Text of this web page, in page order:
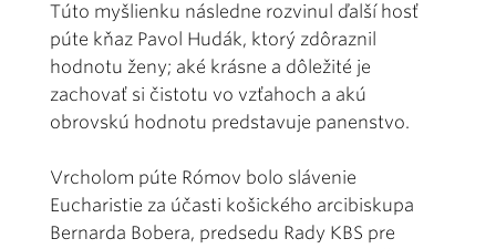
Túto myšlienku následne rozvinul ďalší hosť
púte kňaz Pavol Hudák, ktorý zdôraznil
hodnotu ženy; aké krásne a dôležité je
zachovať si čistotu vo vzťahoch a akú
obrovskú hodnotu predstavuje panenstvo.
Vrcholom púte Rómov bolo slávenie
Eucharistie za účasti košického arcibiskupa
Bernarda Bobera, predsedu Rady KBS pre